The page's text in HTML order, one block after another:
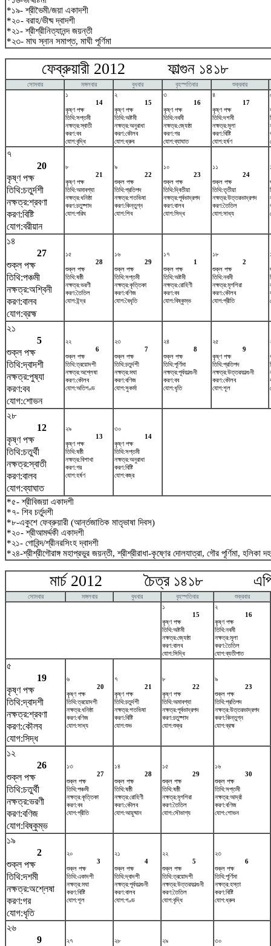
*১৯- শ্রীভৈমী/জয়া একাদশী
*২০- বরাহ/ভীষ্ম দ্বাদশী
*২১- শ্রীশ্রীনিত্যানন্দ জয়ন্তী
*২৩- মাঘ স্নান সমাপ্ত, মাঘী পূর্ণিমা
ফেব্রুয়ারী 2012 ফাল্গুন ১৪১৮
সোমবার মঙ্গলবার বুধবার বৃহস্পতিবার
শুক্রবার
১
14
কৃষ্ণ পক্ষ
তিথি:সপ্তমী
নক্ষত্র:স্বাতী
করণ:বব
যোগ:বৃদ্ধি
২
15
কৃষ্ণ পক্ষ
তিথি:অষ্টমী
নক্ষত্র:অনুরাধা
করণ:কৌলব
যোগ:ধ্রুব
৩
16
কৃষ্ণ পক্ষ
তিথি:নবমী
নক্ষত্র:জ্যেষ্ঠা
করণ:গর
যোগ:ব্যাঘাত
৪
17
কৃষ্ণ পক্ষ
তিথি:দশমী
নক্ষত্র:মূলা
করণ:বিষ্টি
যোগ:হর্ষণ
৭
20
কৃষ্ণ পক্ষ
তিথি:চতুর্দশী
নক্ষত্র:শ্রবণা
করণ:বিষ্টি
যোগ:বরীয়ান
৮
21
কৃষ্ণ পক্ষ
তিথি:অমাবশ্যা
নক্ষত্র:ধনিষ্ঠা
করণ:চতুষ্পাদ
যোগ:পরিঘ
৯
22
শুক্ল পক্ষ
তিথি:প্রতিপদ
নক্ষত্র:শতভিষ‌া
করণ:কিন্তুগ্ন
যোগ:শিব
১০
23
শুক্ল পক্ষ
তিথি:দ্বিতীয়া
নক্ষত্র:পূর্বভাদ্রপদ
করণ:বালব
যোগ:সিদ্ধ
১১
24
শুক্ল পক্ষ
তিথি:তৃতীয়া
নক্ষত্র:উত্তরভাদ্রপদ
করণ:তৈতিল
যোগ:সাধ্য
১৪
27
শুক্ল পক্ষ
তিথি:পঞ্চমী
নক্ষত্র:অশ্বিনী
করণ:বালব
যোগ:ব্রহ্ম
১৫
28
শুক্ল পক্ষ
তিথি:ষষ্ঠী
নক্ষত্র:ভরণী
করণ:তৈতিল
যোগ:ইন্দ্র
১৬
29
শুক্ল পক্ষ
তিথি:সপ্তমী
নক্ষত্র:কৃত্তিকা
করণ:বণিজ
যোগ:বৈধৃতি
১৭
1
শুক্ল পক্ষ
তিথি:অষ্টমী
নক্ষত্র:রোহিণী
করণ:বব
যোগ:বিষ্কুম্ভ
১৮
2
শুক্ল পক্ষ
তিথি:নবমী
নক্ষত্র:মৃগশিরা
করণ:কৌলব
যোগ:প্রীতি
২১
5
শুক্ল পক্ষ
তিথি:দ্বাদশী
নক্ষত্র:পুষ্যা
করণ:বব
যোগ:শোভন
২২
6
শুক্ল পক্ষ
তিথি:ত্রয়োদশী
নক্ষত্র:অশ্লেষা
করণ:কৌলব
যোগ:অতিগণ্ড
২৩
7
শুক্ল পক্ষ
তিথি:চতুর্দশী
নক্ষত্র:মঘা
করণ:বণিজ
যোগ:সুকর্মা
২৪
8
শুক্ল পক্ষ
তিথি:পূর্ণিমা
নক্ষত্র:পূর্বফাল্গুনী
করণ:বব
যোগ:ধৃতি
২৫
9
কৃষ্ণ পক্ষ
তিথি:প্রতিপদ
নক্ষত্র:উত্তরফাল্গুনী
করণ:কৌলব
যোগ:শূল
২৮
12
কৃষ্ণ পক্ষ
তিথি:চতুর্থী
নক্ষত্র:স্বাতী
করণ:বালব
যোগ:ব্যাঘাত
২৯
13
কৃষ্ণ পক্ষ
তিথি:ষষ্ঠী
নক্ষত্র:বিশাখা
করণ:গর
যোগ:হর্ষণ
৩০
14
কৃষ্ণ পক্ষ
তিথি:সপ্তমী
নক্ষত্র:অনুরাধা
করণ:বিষ্টি
যোগ:বজ্র
*৫- শ্রীবিজয়া একাদশী
*৭- শিব চর্তুদশী
*৮-একুশে ফেব্রুয়ারী (আর্ন্তজাতিক মাতৃভাষা দিবস)
*২০- শ্রীআমর্দ্দকী একাদশী
*২১- গোবিন্দ/শ্রীনরসিংহ দ্বাদশী
*২৪-শ্রীশ্রীগৌরাঙ্গ মহাপ্রভুর জয়ন্তী, শ্রীশ্রীরাধা-কৃষ্ণের দোলযাত্রা, গৌর পূর্ণিমা, হলিকা
মার্চ 2012 চৈত্র ১৪১৮
সোমবার মঙ্গলবার বুধবার বৃহস্পতিবার
শুক্রবার
১
15
কৃষ্ণ পক্ষ
তিথি:অষ্টমী
নক্ষত্র:জ্যেষ্ঠা
করণ:বালব
যোগ:সিদ্ধি
২
16
কৃষ্ণ পক্ষ
তিথি:নবমী
নক্ষত্র:মূলা
করণ:তৈতিল
যোগ:ব্যতীপাত
৫
19
কৃষ্ণ পক্ষ
তিথি:দ্বাদশী
নক্ষত্র:শ্রবণা
করণ:কৌলব
যোগ:সিদ্ধ
৬
20
কৃষ্ণ পক্ষ
তিথি:ত্রয়োদশী
নক্ষত্র:ধনিষ্ঠা
করণ:বণিজ
যোগ:সাধ্য
৭
21
কৃষ্ণ পক্ষ
তিথি:চতুর্দশী
নক্ষত্র:শতভিষ‌া
করণ:বিষ্টি
যোগ:শুভ
৮
22
কৃষ্ণ পক্ষ
তিথি:অমাবশ্যা
নক্ষত্র:পূর্বভাদ্রপদ
করণ:চতুষ্পাদ
যোগ:শুক্র
৯
23
শুক্ল পক্ষ
তিথি:প্রতিপদ
নক্ষত্র:উত্তরভাদ্রপদ
করণ:কিন্তুগ্ন
যোগ:ব্রহ্ম
১২
26
শুক্ল পক্ষ
তিথি:চতুর্থী
নক্ষত্র:ভরণী
করণ:বণিজ
যোগ:বিষ্কুম্ভ
১৩
27
শুক্ল পক্ষ
তিথি:পঞ্চমী
নক্ষত্র:কৃত্তিকা
করণ:বব
যোগ:প্রীতি
১৪
28
শুক্ল পক্ষ
তিথি:ষষ্ঠী
নক্ষত্র:রোহিণী
করণ:কৌলব
যোগ:আয়ুষ্মান
১৫
29
শুক্ল পক্ষ
তিথি:ষষ্ঠী
নক্ষত্র:মৃগশিরা
করণ:তৈতিল
যোগ:সৌভাগ্য
১৬
30
শুক্ল পক্ষ
তিথি:সপ্তমী
নক্ষত্র:আর্দ্রা
করণ:বণিজ
যোগ:শোভন
১৯
2
শুক্ল পক্ষ
তিথি:দশমী
নক্ষত্র:অশ্লেষা
করণ:গর
যোগ:ধৃতি
২০
3
শুক্ল পক্ষ
তিথি:একাদশী
নক্ষত্র:মঘা
করণ:বিষ্টি
যোগ:শূল
২১
4
শুক্ল পক্ষ
তিথি:দ্বাদশী
নক্ষত্র:পূর্বফাল্গুনী
করণ:বালব
যোগ:গণ্ড
২২
5
শুক্ল পক্ষ
তিথি:ত্রয়োদশী
নক্ষত্র:উত্তরফাল্গুনী
করণ:তৈতিল
যোগ:বৃদ্ধি
২৩
6
শুক্ল পক্ষ
তিথি:পূর্ণিমা
নক্ষত্র:হস্তা
করণ:বিষ্টি
যোগ:ধ্রুব
২৬
9
২৭
২৮
২৯
৩০